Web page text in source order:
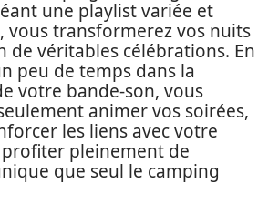
une playlist variée et
vous transformerez vos nuits
de véritables célébrations. En
peu de temps dans la
votre bande-son, vous
animer vos soirées,
les liens avec votre
pleinement de
que seul le camping